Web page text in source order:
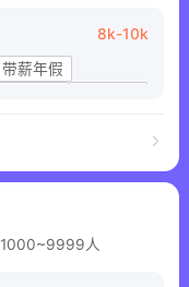
8k-10k
带薪年假
1000~9999人